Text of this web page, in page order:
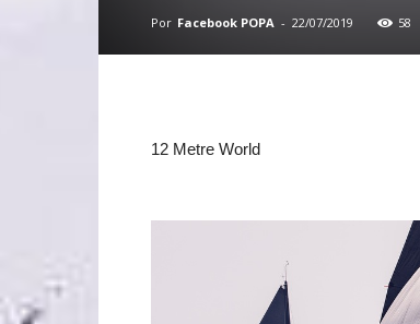
Por Facebook POPA - 22/07/2019 58
12 Metre World